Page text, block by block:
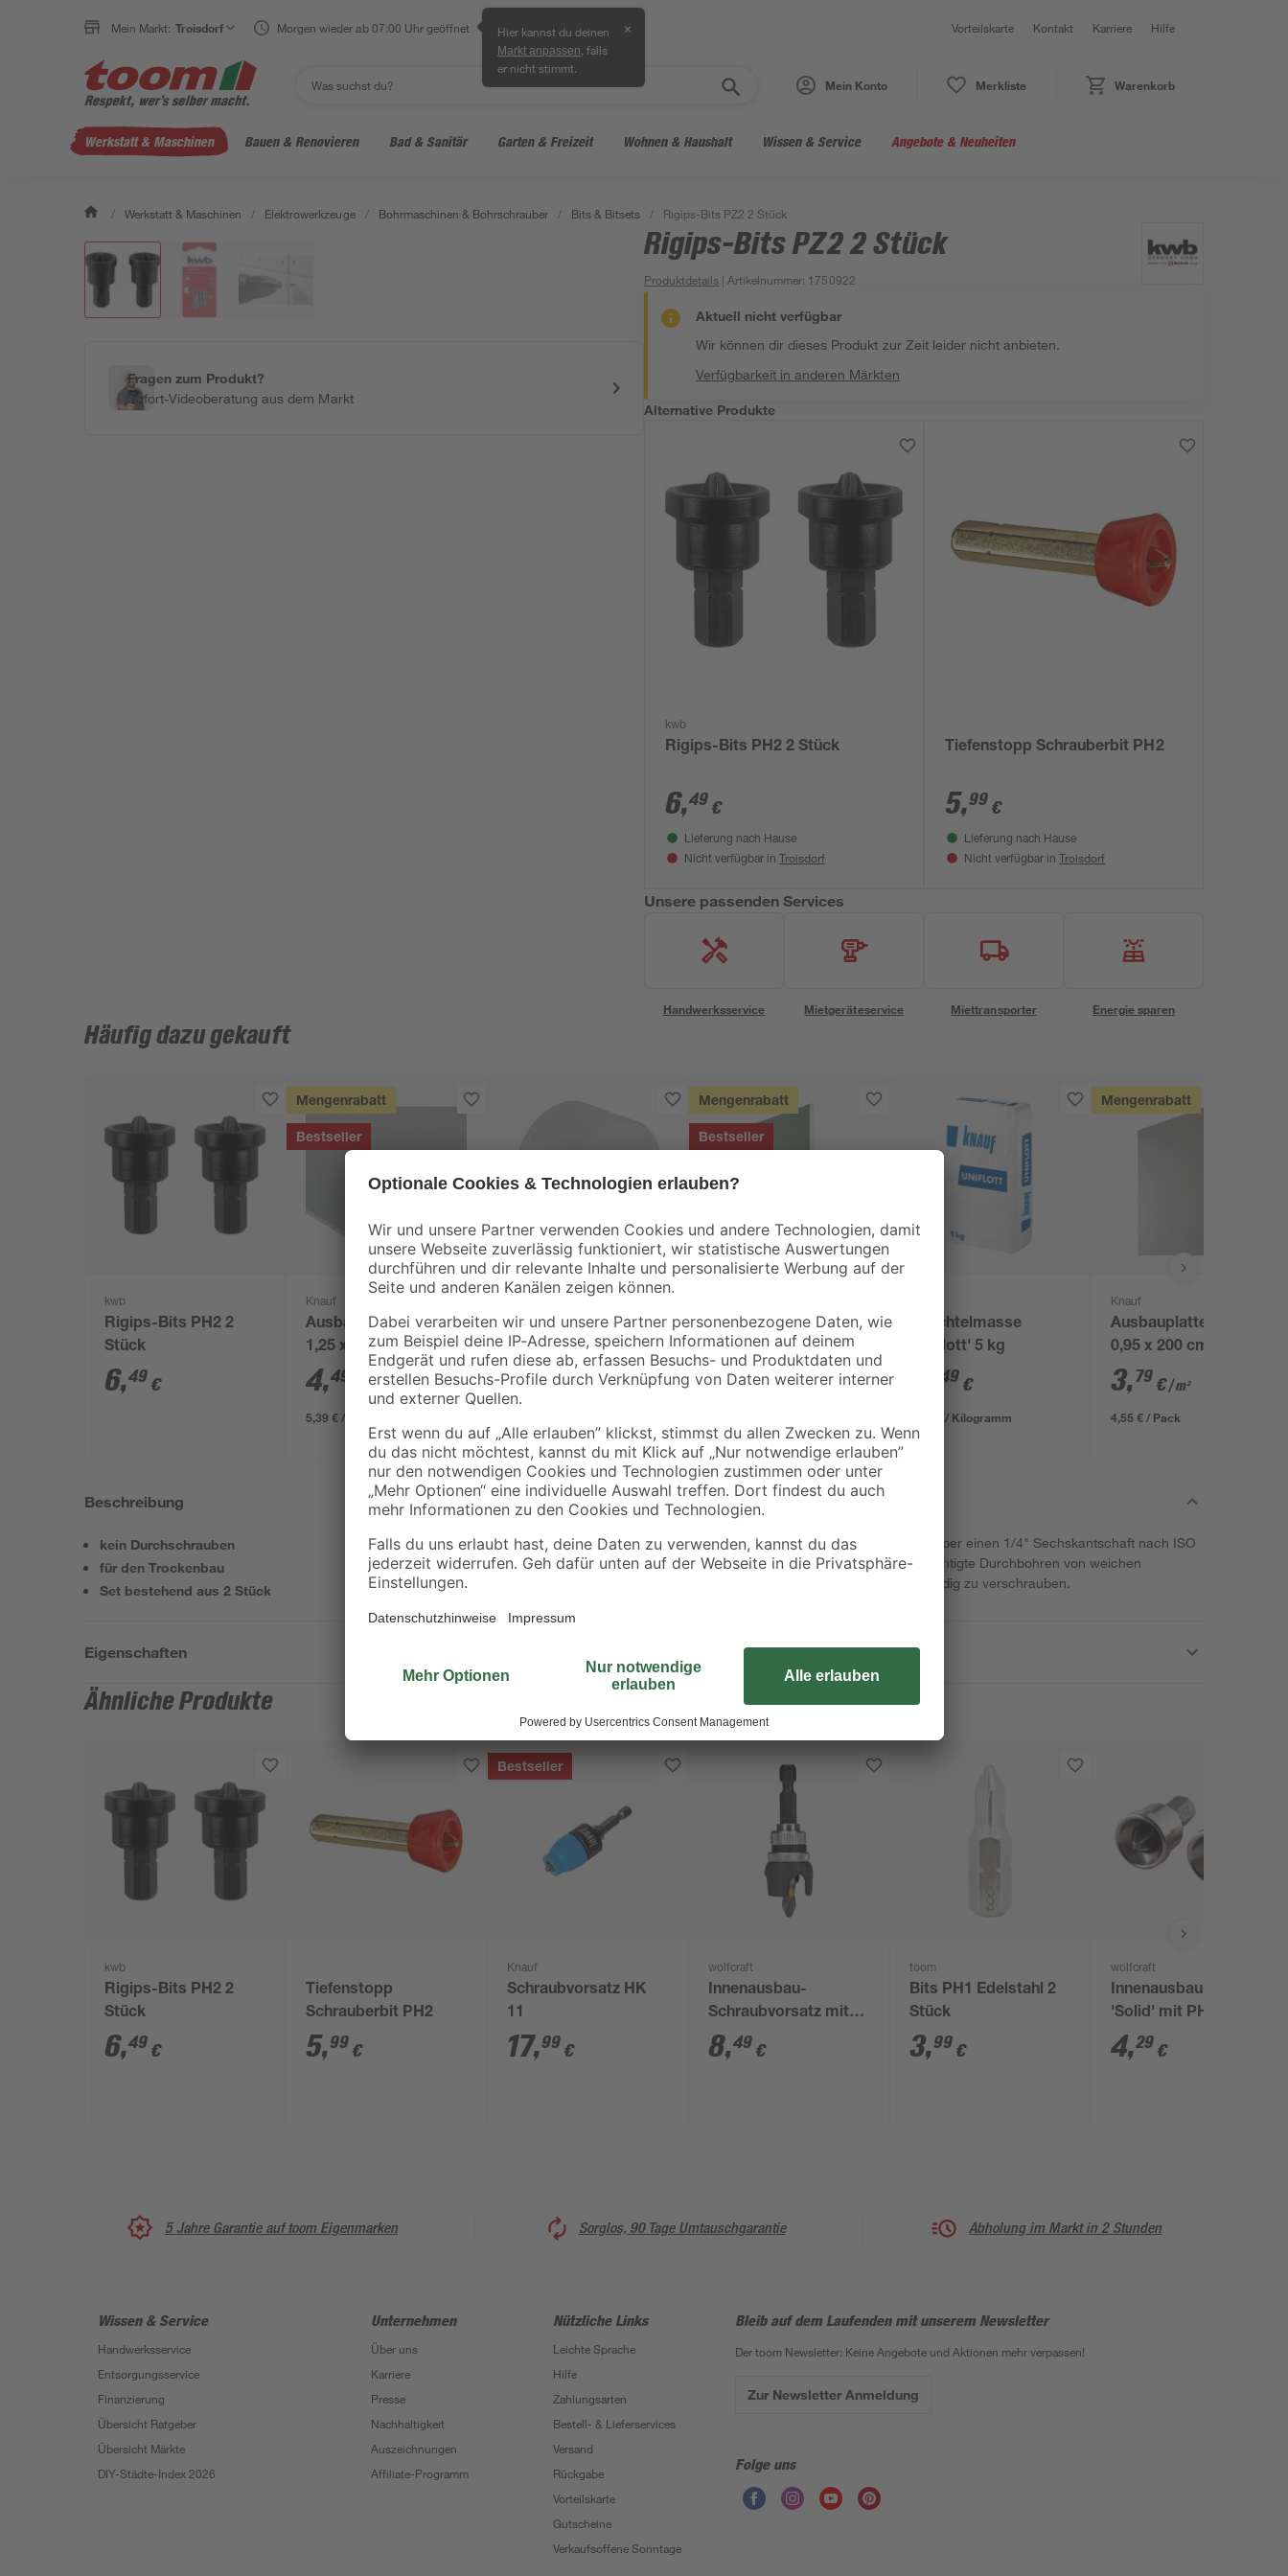
Mein Markt: Troisdorf Morgen wieder ab 07:00 Uhr geöffnet Hier kannst du deinen
Markt anpassen , falls
er nicht stimmt.
✕ Vorteilskarte Kontakt Karriere Hilfe
Mein Konto Merkliste Warenkorb
Werkstatt & Maschinen Bauen & Renovieren Bad & Sanitär Garten & Freizeit Wohnen & Haushalt Wissen & Service Angebote & Neuheiten
/ Werkstatt & Maschinen / Elektrowerkzeuge / Bohrmaschinen & Bohrschrauber / Bits & Bitsets / Rigips-Bits PZ2 2 Stück
Fragen zum Produkt?
Sofort-Videoberatung aus dem Markt
Rigips-Bits PZ2 2 Stück
Produktdetails | Artikelnummer: 1750922
Aktuell nicht verfügbar
Wir können dir dieses Produkt zur Zeit leider nicht anbieten.
Verfügbarkeit in anderen Märkten
Alternative Produkte
kwb
Rigips-Bits PH2 2 Stück
6,49 €
Lieferung nach Hause
Nicht verfügbar in Troisdorf
Tiefenstopp Schrauberbit PH2
5,99 €
Lieferung nach Hause
Nicht verfügbar in Troisdorf
Unsere passenden Services
Handwerksservice Mietgeräteservice Miettransporter Energie sparen
Häufig dazu gekauft
kwb
Rigips-Bits PH2 2
Stück
6,49 €
Mengenrabatt
Bestseller
Knauf
Ausbauplatte 60 x
1,25 x 200 cm
4,49
/ m²
5,39 € / Pack
Fugendeckstreifen
Glasfaservlies 25 m
2,49 €
Mengenrabatt
Bestseller
Gipskartonplatte
'Greenboard' 200 x 60
x 1,25 cm
6,39 €/ m²
Spachtelmasse
'Uniflott' 5 kg
49 €
2,30 € / Kilogramm
Mengenrabatt
Knauf
Ausbauplatte 60 x
0,95 x 200 cm
3,79 €/ m²
4,55 € / Pack
Beschreibung
kein Durchschrauben
für den Trockenbau
Set bestehend aus 2 Stück
Der Rigips-Bit von kwb mit Tiefenstopp verfügt über einen 1/4" Sechskantschaft nach ISO
1173. Der Tiefenstopp verhindert das unbeabsichtigte Durchbohren von weichen
Werkstoffen und hilft dabei Leichtbauplatten bündig zu verschrauben.
Eigenschaften
Ähnliche Produkte
kwb
Rigips-Bits PH2 2
Stück
6,49 €
Tiefenstopp
Schrauberbit PH2
5,99 €
Bestseller
Knauf
Schraubvorsatz HK
11
17,99 €
wolfcraft
Innenausbau-
Schraubvorsatz mit
PH 2-Bit
8,49 €
toom
Bits PH1 Edelstahl 2
Stück
3,99 €
wolfcraft
Innenausbau-Bits
'Solid' mit PH 2-
Antrieb
4,29 €
5 Jahre Garantie auf toom Eigenmarken Sorglos, 90 Tage Umtauschgarantie Abholung im Markt in 2 Stunden
Wissen & Service
Handwerksservice
Entsorgungsservice
Finanzierung
Übersicht Ratgeber
Übersicht Märkte
DIY-Städte-Index 2026
Unternehmen
Über uns
Karriere
Presse
Nachhaltigkeit
Auszeichnungen
Affiliate-Programm
Nützliche Links
Leichte Sprache
Hilfe
Zahlungsarten
Bestell- & Lieferservices
Versand
Rückgabe
Vorteilskarte
Gutscheine
Verkaufsoffene Sonntage
Bleib auf dem Laufenden mit unserem Newsletter
Der toom Newsletter: Keine Angebote und Aktionen mehr verpassen!
Zur Newsletter Anmeldung
Folge uns